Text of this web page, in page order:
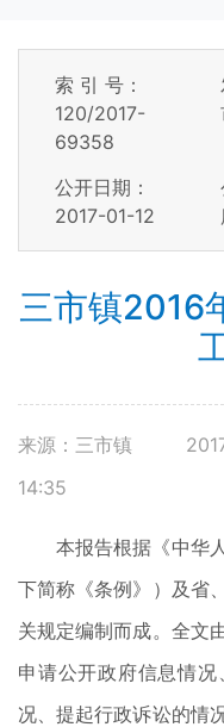
索 引 号：
120/2017-
69358
公开日期：
2017-01-12
三市镇2016
来源：三市镇
14:35
本报告根据《中华
下简称《条例》）及省
关规定编制而成。全文
申请公开政府信息情
况、提起行政诉讼的情